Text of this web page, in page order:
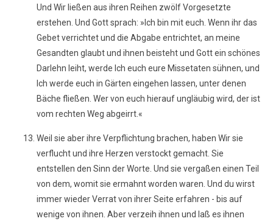
Und Wir ließen aus ihren Reihen zwölf Vorgesetzte
erstehen. Und Gott sprach: »Ich bin mit euch. Wenn ihr das
Gebet verrichtet und die Abgabe entrichtet, an meine
Gesandten glaubt und ihnen beisteht und Gott ein schönes
Darlehn leiht, werde Ich euch eure Missetaten sühnen, und
Ich werde euch in Gärten eingehen lassen, unter denen
Bäche fließen. Wer von euch hierauf ungläubig wird, der ist
vom rechten Weg abgeirrt.«
Weil sie aber ihre Verpflichtung brachen, haben Wir sie
verflucht und ihre Herzen verstockt gemacht. Sie
entstellen den Sinn der Worte. Und sie vergaßen einen Teil
von dem, womit sie ermahnt worden waren. Und du wirst
immer wieder Verrat von ihrer Seite erfahren - bis auf
wenige von ihnen. Aber verzeih ihnen und laß es ihnen